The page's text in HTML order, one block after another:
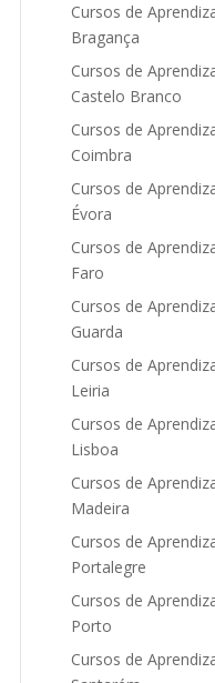
Cursos de
Bragança
Cursos de
Castelo Branco
Cursos de
Coimbra
Cursos de
Évora
Cursos de
Faro
Cursos de
Guarda
Cursos de
Leiria
Cursos de
Lisboa
Cursos de
Madeira
Cursos de
Portalegre
Cursos de
Porto
Cursos de